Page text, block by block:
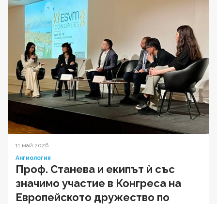
11 май 2026
Ангиология
Проф. Станева и екипът ѝ със
значимо участие в Конгреса на
Европейското дружество по